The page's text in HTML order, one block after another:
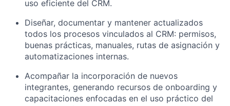
uso eficiente del CRM.
Diseñar, documentar y mantener actualizados
todos los procesos vinculados al CRM: permisos,
buenas prácticas, manuales, rutas de asignación y
automatizaciones internas.
Acompañar la incorporación de nuevos
integrantes, generando recursos de onboarding y
capacitaciones enfocadas en el uso práctico del